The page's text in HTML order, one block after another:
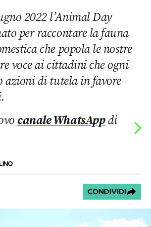
2022 l’Animal Day
per raccontare la fauna
che popola le nostre
voce ai cittadini che ogni
azioni di tutela in favore
canale WhatsAppdi
CONDIVIDI